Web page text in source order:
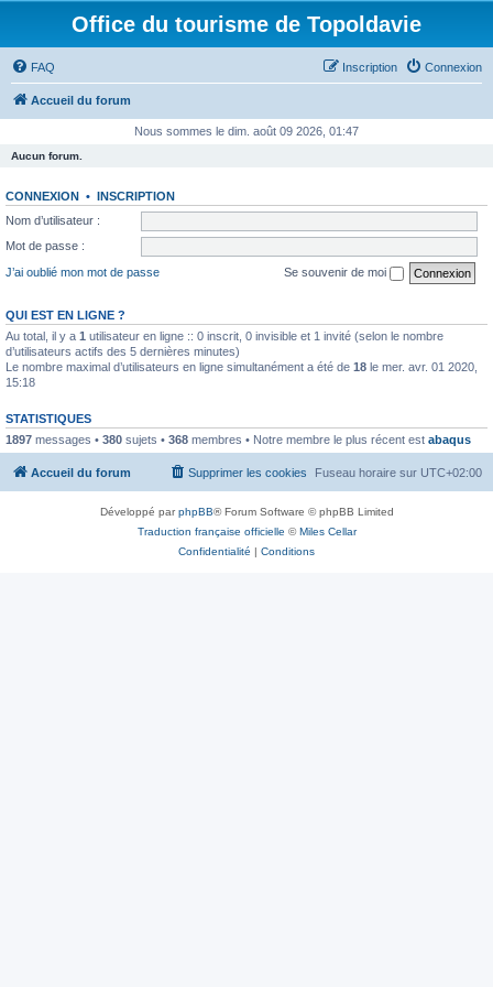
Office du tourisme de Topoldavie
FAQ Connexion
Inscription
Accueil du forum
Nous sommes le dim. août 09 2026, 01:47
Aucun forum.
CONNEXION • INSCRIPTION
Nom d’utilisateur :
Mot de passe :
J’ai oublié mon mot de passe
Se souvenir de moi
QUI EST EN LIGNE ?
Au total, il y a 1 utilisateur en ligne :: 0 inscrit, 0 invisible et 1 invité (selon le nombre
d’utilisateurs actifs des 5 dernières minutes)
Le nombre maximal d’utilisateurs en ligne simultanément a été de 18 le mer. avr. 01 2020,
15:18
STATISTIQUES
1897 messages • 380 sujets • 368 membres • Notre membre le plus récent est abaqus
Accueil du forum Fuseau horaire sur UTC+02:00
Supprimer les cookies
Développé parphpBB® Forum Software © phpBB Limited
Traduction française officielle ©Miles Cellar
Confidentialité | Conditions